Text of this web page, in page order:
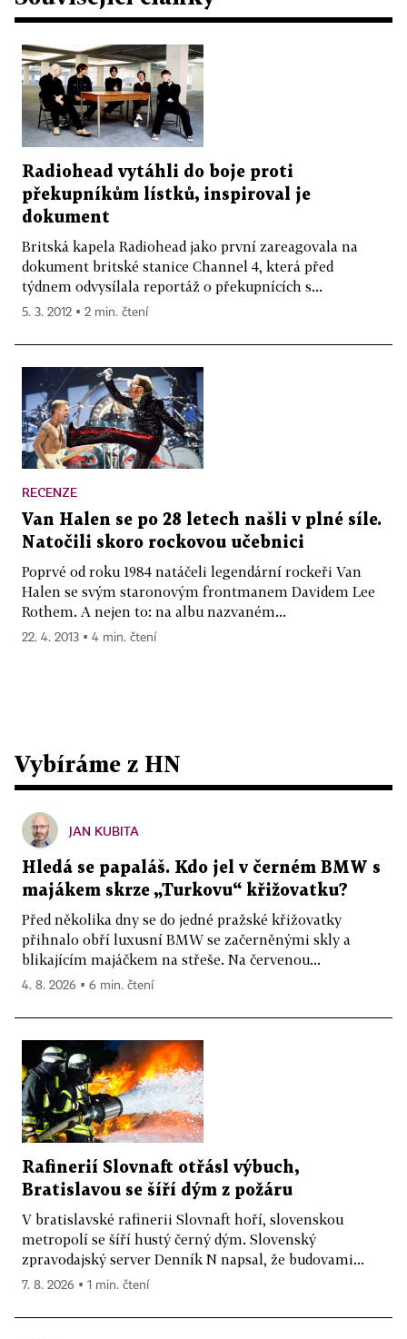
Radiohead vytáhli do boje proti
překupníkům lístků, inspiroval je
dokument
Britská kapela Radiohead jako první zareagovala na
dokument britské stanice Channel 4, která před
týdnem odvysílala reportáž o překupnících s...
5. 3. 2012 ▪ 2 min. čtení
RECENZE
Van Halen se po 28 letech našli v plné síle.
Natočili skoro rockovou učebnici
Poprvé od roku 1984 natáčeli legendární rockeři Van
Halen se svým staronovým frontmanem Davidem Lee
Rothem. A nejen to: na albu nazvaném...
22. 4. 2013 ▪ 4 min. čtení
Vybíráme z HN
JAN KUBITA
Hledá se papaláš. Kdo jel v černém BMW s
majákem skrze „Turkovu“ křižovatku?
Před několika dny se do jedné pražské křižovatky
přihnalo obří luxusní BMW se začerněnými skly a
blikajícím majáčkem na střeše. Na červenou...
4. 8. 2026 ▪ 6 min. čtení
Rafinerií Slovnaft otřásl výbuch,
Bratislavou se šíří dým z požáru
V bratislavské rafinerii Slovnaft hoří, slovenskou
metropolí se šíří hustý černý dým. Slovenský
zpravodajský server Denník N napsal, že budovami...
7. 8. 2026 ▪ 1 min. čtení